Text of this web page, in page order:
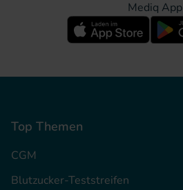
Mediq App
Top Themen
CGM
Blutzucker-Teststreifen